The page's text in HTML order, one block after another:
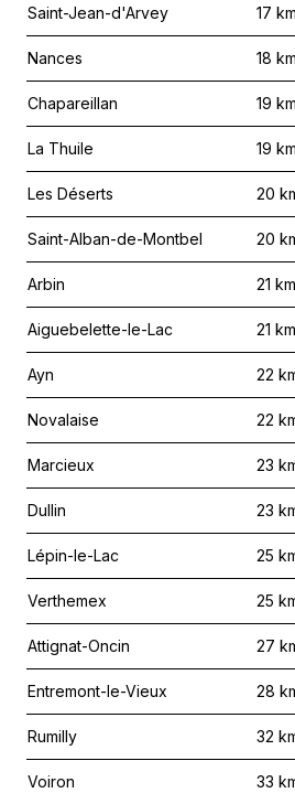
Saint-Jean-d'Arvey 17 km
Nances 18 km
Chapareillan 19 km
La Thuile 19 km
Les Déserts 20
Saint-Alban-de-Montbel 20
Arbin 21 km
Aiguebelette-le-Lac 21 km
Ayn 22
Novalaise 22
Marcieux 23
Dullin 23
Lépin-le-Lac 25
Verthemex 25
Attignat-Oncin 27
Entremont-le-Vieux 28
Rumilly 32
Voiron 33